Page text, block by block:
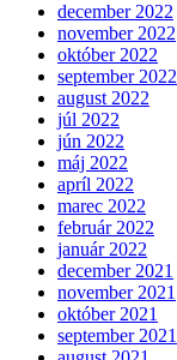
december 2022
november 2022
október 2022
september 2022
august 2022
júl 2022
jún 2022
máj 2022
apríl 2022
marec 2022
február 2022
január 2022
december 2021
november 2021
október 2021
september 2021